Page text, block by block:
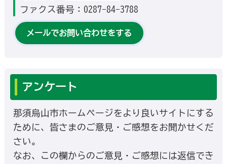
ファクス番号：0287-84-3788
メールでお問い合わせをする
アンケート
那須烏山市ホームページをより良いサイトにする
ために、皆さまのご意見・ご感想をお聞かせくだ
さい。
なお、この欄からのご意見・ご感想には返信でき